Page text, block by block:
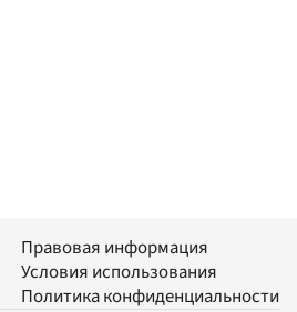
Правовая информация
Условия использования
Политика конфиденциальности